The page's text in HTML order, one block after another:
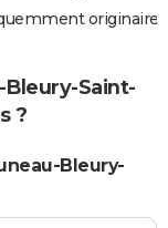
originaires
Saint-
?
Bleury-